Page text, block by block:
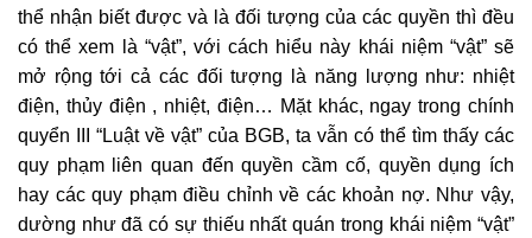
thể nhận biết được và là đối tượng của các quyền thì đều
có thể xem là “vật”, với cách hiểu này khái niệm “vật” sẽ
mở rộng tới cả các đối tượng là năng lượng như: nhiệt
điện, thủy điện , nhiệt, điện… Mặt khác, ngay trong chính
quyển III “Luật về vật” của BGB, ta vẫn có thể tìm thấy các
quy phạm liên quan đến quyền cầm cố, quyền dụng ích
hay các quy phạm điều chỉnh về các khoản nợ. Như vậy,
dường như đã có sự thiếu nhất quán trong khái niệm “vật”